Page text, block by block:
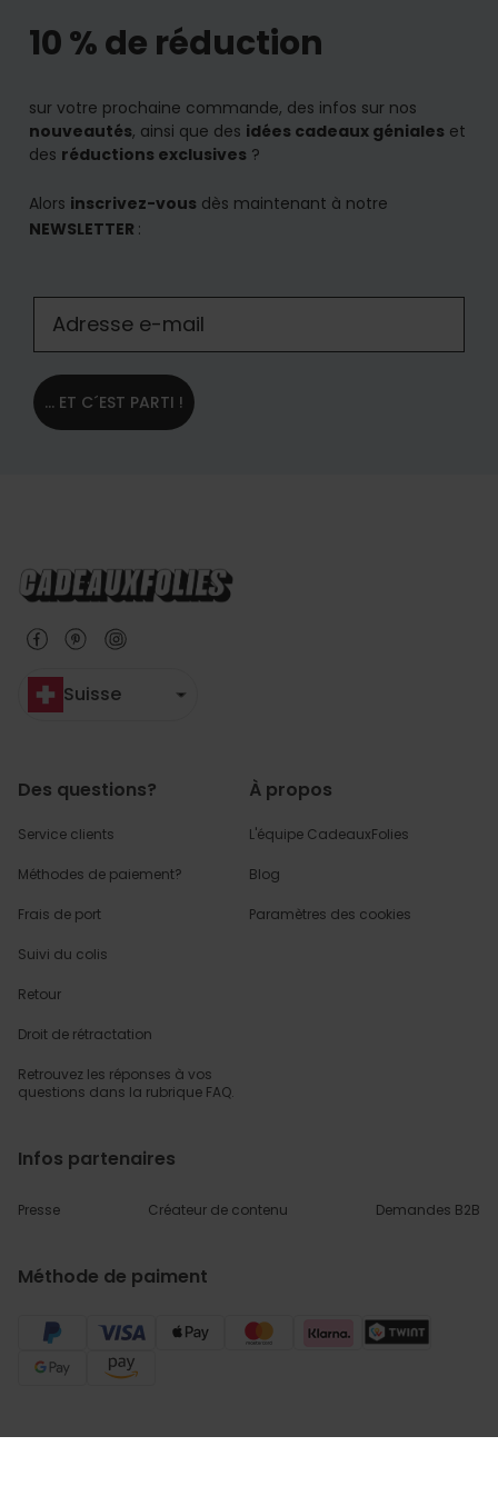
10 % de réduction
sur votre prochaine commande, des infos sur nos
nouveautés, ainsi que des idées cadeaux géniales et
des réductions exclusives ?
Alors inscrivez-vous dès maintenant à notre
NEWSLETTER :
... ET C´EST PARTI !
Suisse
Des questions?
Service clients
Méthodes de paiement?
Frais de port
Suivi du colis
Retour
Droit de rétractation
Retrouvez les réponses à vos
questions dans la rubrique FAQ.
À propos
L'équipe CadeauxFolies
Blog
Paramètres des cookies
Infos partenaires
Presse Créateur de contenu Demandes B2B
Méthode de paiment